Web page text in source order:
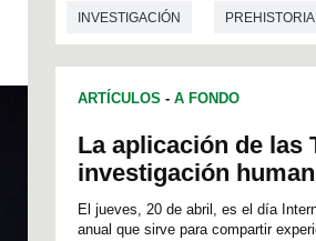
INVESTIGACIÓN PREHISTORIA
ARTÍCULOS - A FONDO
La aplicación de las
investigación
El jueves, 20 de abril, es el día
anual que sirve para compartir